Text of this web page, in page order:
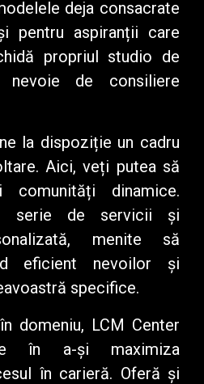
deja consacrate
pentru aspiranții care
propriul studio de
de consiliere
la dispoziție un cadru
Aici, veți putea să
dinamice.
serie de servicii și
menite să
eficient nevoilor și
specifice.
domeniu, LCM Center
în a-și maximiza
în carieră. Oferă și